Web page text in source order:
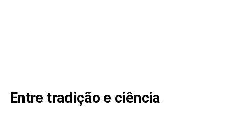
Entre tradição e ciência